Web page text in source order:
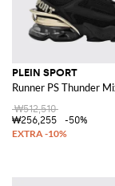
PLEIN SPORT
Runner PS Thunder
₩512,510
₩256,255
-50%